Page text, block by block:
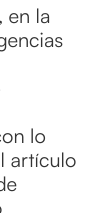
en la
lo
artículo